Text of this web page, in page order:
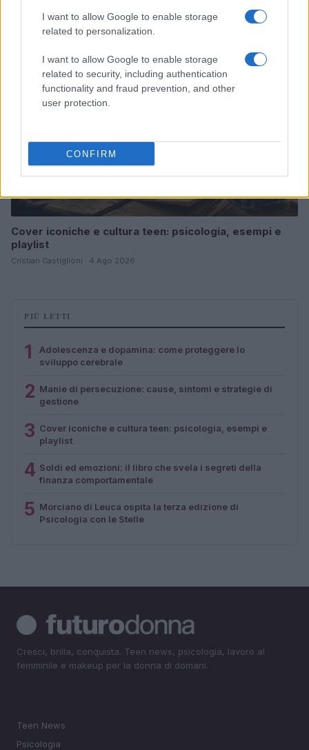
I want to allow Google to enable storage
related to personalization.
I want to allow Google to enable storage
related to security, including authentication
functionality and fraud prevention, and other
user protection.
CONFIRM
Cover iconiche e cultura teen: psicologia, esempi e
playlist
Cristian Castiglioni · 4 Ago 2026
PIÙ LETTI
1
Adolescenza e dopamina: come proteggere lo
sviluppo cerebrale
2 Manie di persecuzione: cause, sintomi e strategie di
gestione
3 Cover iconiche e cultura teen: psicologia, esempi e
playlist
4 Soldi ed emozioni: il libro che svela i segreti della
finanza comportamentale
5 Morciano di Leuca ospita la terza edizione di
Psicologia con le Stelle
Cresci, brilla, conquista. Teen news, psicologia, lavoro al
femminile e makeup per la donna di domani.
Teen News
Psicologia